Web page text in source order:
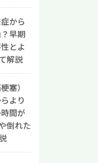
から
早期
とよ
解説
塞）
より
間が
倒れた